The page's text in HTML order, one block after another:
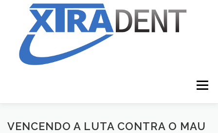
Menu
INICIO SAÚDE BUCAL CLAREADOR DENTAL
VENCENDO A LUTA CONTRA O MAU